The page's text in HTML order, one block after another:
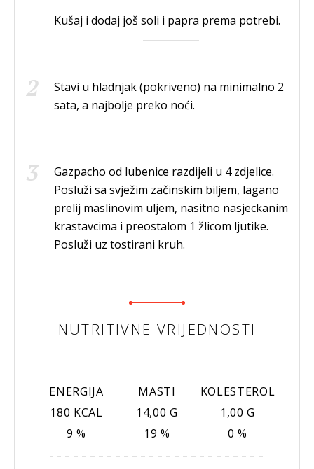
Kušaj i dodaj još soli i papra prema potrebi.
Stavi u hladnjak (pokriveno) na minimalno 2
sata, a najbolje preko noći.
Gazpacho od lubenice razdijeli u 4 zdjelice.
Posluži sa svježim začinskim biljem, lagano
prelij maslinovim uljem, nasitno nasjeckanim
krastavcima i preostalom 1 žlicom ljutike.
Posluži uz tostirani kruh.
NUTRITIVNE VRIJEDNOSTI
ENERGIJA
180 KCAL
9 %
MASTI
14,00 G
19 %
KOLESTEROL
1,00 G
0 %